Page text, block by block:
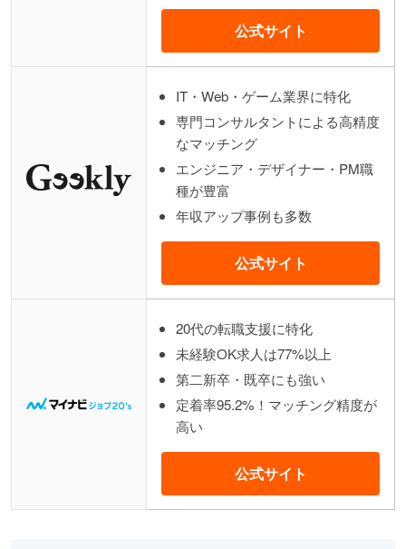
公式サイト
IT・Web・ゲーム業界に特化
専門コンサルタントによる高精度
なマッチング
エンジニア・デザイナー・PM職
種が豊富
年収アップ事例も多数
公式サイト
20代の転職支援に特化
未経験OK求人は77%以上
第二新卒・既卒にも強い
定着率95.2%！マッチング精度が
高い
公式サイト